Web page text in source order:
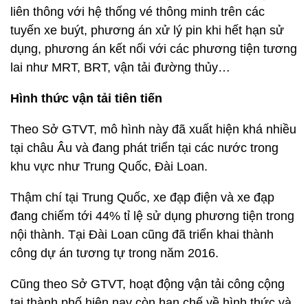
liên thông với hệ thống vé thông minh trên các
tuyến xe buýt, phương án xử lý pin khi hết hạn sử
dụng, phương án kết nối với các phương tiện tương
lai như MRT, BRT, vận tải đường thủy…
Hình thức vận tải tiên tiến
Theo Sở GTVT, mô hình này đã xuất hiện khá nhiều
tại châu Âu và đang phát triển tại các nước trong
khu vực như Trung Quốc, Đài Loan.
Thậm chí tại Trung Quốc, xe đạp điện và xe đạp
đang chiếm tới 44% tỉ lệ sử dụng phương tiện trong
nội thành. Tại Đài Loan cũng đã triển khai thành
công dự án tương tự trong năm 2016.
Cũng theo Sở GTVT, hoạt động vận tải công cộng